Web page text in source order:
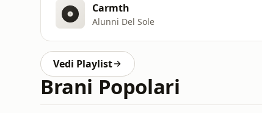
Carmth
Alunni Del Sole
Vedi Playlist
Brani Popolari